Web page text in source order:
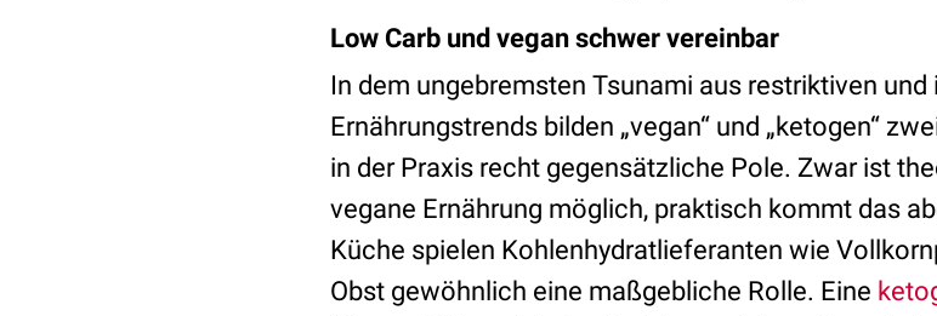
Low Carb und vegan schwer vereinbar
In dem ungebremsten Tsunami aus restriktiven
Ernährungstrends bilden „vegan“ und „ketogen“
in der Praxis recht gegensätzliche Pole. Zwar ist
vegane Ernährung möglich, praktisch kommt das
Küche spielen Kohlenhydratlieferanten wie
Obst gewöhnlich eine maßgebliche Rolle. Eine